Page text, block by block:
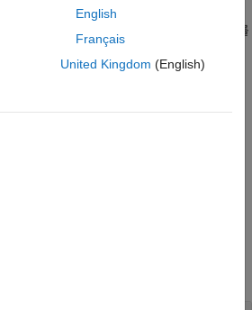
표축, 타일 형식 차트 레이아웃 또는 객체로
니다. 다른 모든 입력 인수 앞에 대상 객체를
English
Français
United Kingdom (English)